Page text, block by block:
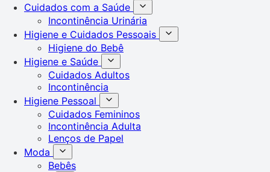
Cuidados com a Saúde
Incontinência Urinária
Higiene e Cuidados Pessoais
Higiene do Bebê
Higiene e Saúde
Cuidados Adultos
Incontinência
Higiene Pessoal
Cuidados Femininos
Incontinência Adulta
Lenços de Papel
Moda
Bebês